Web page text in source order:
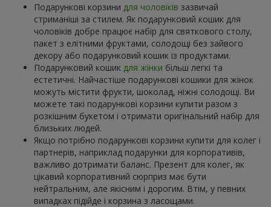
Подарункові корзини для чоловіків зазвичай
стриманіші за стилем. Як подарунковий кошик для
чоловіків добре працює набір для святкового столу,
пакет з елітними фруктами, солодощі без зайвого
декору або подарунковий кошик із продуктами.
Подарунковий кошик для жінки більш легкі та
естетичні. Найчастіше подарункові кошики для жінок
можуть містити фрукти, шоколад, ніжні солодощі. Ви
можете такі подарункові корзини купити разом з
розкішним букетом і отримати оригінальний набір для
близьких людей.
Якщо потрібно подарункові корзини купити для колег і
партнерів, наприклад подарунки для корпоративів,
важливо дотримати баланс. Презент для колег, як
цікавий корпоративний сюрприз має бути
нейтральним, але якісним і дорогим. Втім, у певних
випадках підійде і корзина з ласощами.